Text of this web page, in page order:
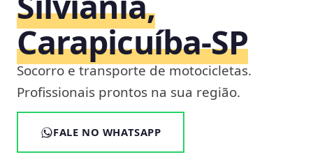
Carapicuíba‑SP
Socorro e transporte de motocicletas.
Profissionais prontos na sua região.
FALE NO WHATSAPP